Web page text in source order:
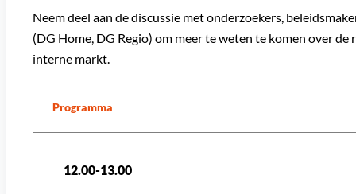
Neem deel aan de discussie met onderzoekers,
(DG Home, DG Regio) om meer te weten te komen over
interne markt.
Programma
12.00-13.00